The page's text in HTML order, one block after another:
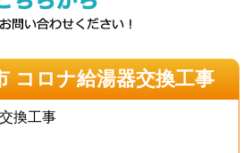
コロナ給湯器交換工事
換工事